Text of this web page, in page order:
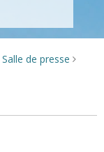
Salle de presse >